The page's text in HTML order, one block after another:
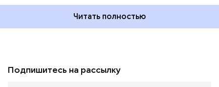
Читать полностью
Подпишитесь на рассылку